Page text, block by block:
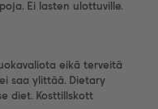
Ei lasten ulottuville.
eikä terveitä
saa ylittää. Dietary
diet. Kosttillskott